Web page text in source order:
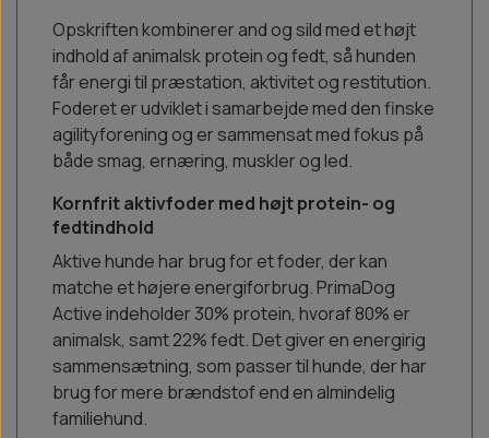
Opskriften kombinerer and og sild med et højt
indhold af animalsk protein og fedt, så hunden
får energi til præstation, aktivitet og restitution.
Foderet er udviklet i samarbejde med den finske
agilityforening og er sammensat med fokus på
både smag, ernæring, muskler og led.
Kornfrit aktivfoder med højt protein- og
fedtindhold
Aktive hunde har brug for et foder, der kan
matche et højere energiforbrug. PrimaDog
Active indeholder 30% protein, hvoraf 80% er
animalsk, samt 22% fedt. Det giver en energirig
sammensætning, som passer til hunde, der har
brug for mere brændstof end en almindelig
familiehund.